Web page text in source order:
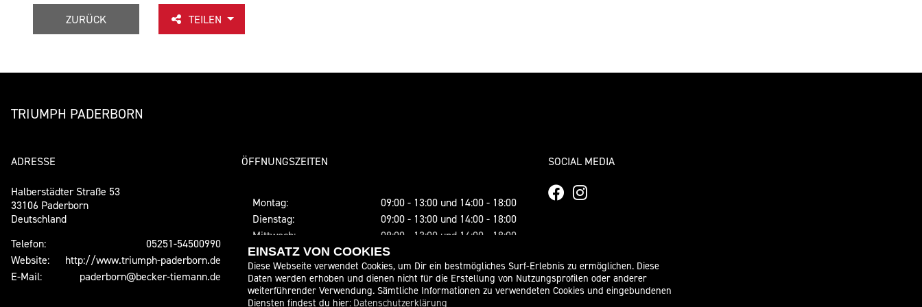
ZURÜCK TEILEN
TRIUMPH PADERBORN
ADRESSE
Halberstädter Straße 53
33106 Paderborn
Deutschland
Telefon:
05251-54500990
Website:
http://www.triumph-paderborn.de
E-Mail:
paderborn@becker-tiemann.de
ÖFFNUNGSZEITEN
Montag:
09:00 - 13:00 und 14:00 - 18:00
Dienstag:
09:00 - 13:00 und 14:00 - 18:00
Mittwoch:
09:00 - 13:00 und 14:00 - 18:00
Donnerstag:
09:00 - 13:00 und 14:00 - 18:00
Freitag:
09:00 - 13:00 und 14:00 - 18:00
Samstag:
10:00 - 13:00
Sonntag:
SOCIAL MEDIA
EINSATZ VON COOKIES
Diese Webseite verwendet Cookies, um Dir ein bestmögliches Surf-Erlebnis zu ermöglichen. Diese
Daten werden erhoben und dienen nicht für die Erstellung von Nutzungsprofilen oder anderer
weiterführender Verwendung. Sämtliche Informationen zu verwendeten Cookies und eingebundenen
Diensten findest du hier: Datenschutzerklärung